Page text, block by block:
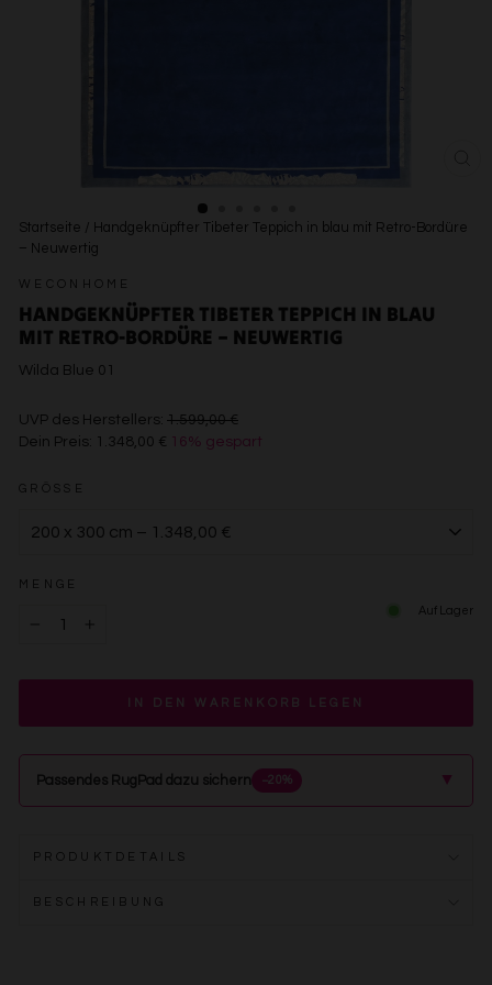
Startseite / Handgeknüpfter Tibeter Teppich in blau mit Retro-Bordüre
– Neuwertig
WECONHOME
HANDGEKNÜPFTER TIBETER TEPPICH IN BLAU
MIT RETRO-BORDÜRE – NEUWERTIG
Wilda Blue 01
UVP des Herstellers: 1.599,00 €€1.599,00
Dein Preis: 1.348,00 € 16% gespart
GRÖSSE
MENGE
Auf Lager
IN DEN WARENKORB LEGEN
Passendes RugPad dazu sichern −20% ▲
PRODUKTDETAILS
BESCHREIBUNG